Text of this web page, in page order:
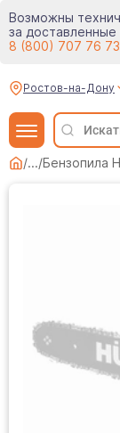
Возможны
за
8 (800) 707 76 73
Ростов-на-Дону
/.../Бензопила